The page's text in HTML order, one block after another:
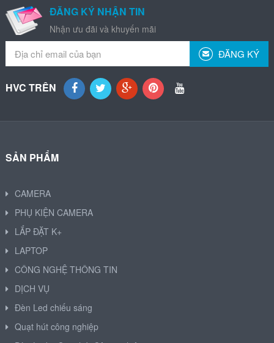
ĐĂNG KÝ NHẬN TIN
Nhận ưu đãi và khuyến mãi
ĐĂNG KÝ
HVC TRÊN
SẢN PHẨM
CAMERA
PHỤ KIỆN CAMERA
LẮP ĐẶT K+
LAPTOP
CÔNG NGHỆ THÔNG TIN
DỊCH VỤ
Đèn Led chiếu sáng
Quạt hút công nghiệp